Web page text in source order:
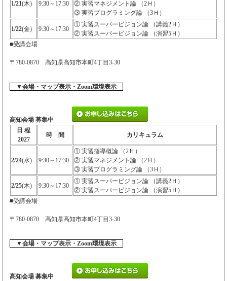
1/21(木) 9:30～17:30
② 実習マネジメント論 （2Ｈ）
③ 実習プログラミング論 （3Ｈ）
1/22(金) 9:30～17:30
① 実習スーパービジョン論 （講義2Ｈ）
② 実習スーパービジョン論 （演習5Ｈ）
■受講会場
〒780-0870 高知県高知市本町4丁目3-30
▼会場・マップ表示・Zoom環境表示
高知会場 募集中
日 程
2027
時 間 カリキュラム
2/24(水) 9:30～17:30
① 実習指導概論 （2Ｈ）
② 実習マネジメント論 （2Ｈ）
③ 実習プログラミング論 （3Ｈ）
2/25(木) 9:30～17:30
① 実習スーパービジョン論 （講義2Ｈ）
② 実習スーパービジョン論 （演習5Ｈ）
■受講会場
〒780-0870 高知県高知市本町4丁目3-30
▼会場・マップ表示・Zoom環境表示
高知会場 募集中